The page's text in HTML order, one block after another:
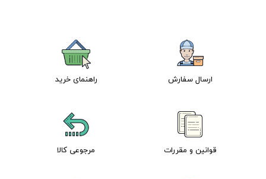
ارسال سفارش راهنمای خرید
قوانین و مقررات مرجوعی کالا